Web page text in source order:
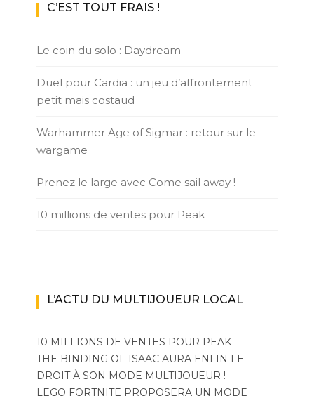
C’EST TOUT FRAIS !
Le coin du solo : Daydream
Duel pour Cardia : un jeu d’affrontement
petit mais costaud
Warhammer Age of Sigmar : retour sur le
wargame
Prenez le large avec Come sail away !
10 millions de ventes pour Peak
L’ACTU DU MULTIJOUEUR LOCAL
10 MILLIONS DE VENTES POUR PEAK
THE BINDING OF ISAAC AURA ENFIN LE
DROIT À SON MODE MULTIJOUEUR !
LEGO FORTNITE PROPOSERA UN MODE